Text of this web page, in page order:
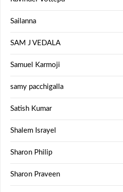
Sailanna
SAM J VEDALA
Samuel Karmoji
samy pacchigalla
Satish Kumar
Shalem Israyel
Sharon Philip
Sharon Praveen